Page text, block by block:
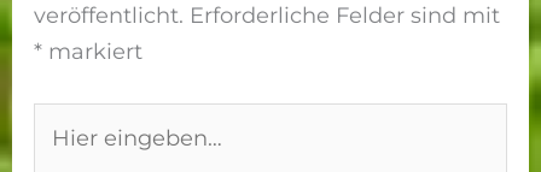
veröffentlicht. Erforderliche Felder sind mit
* markiert
eingeben…